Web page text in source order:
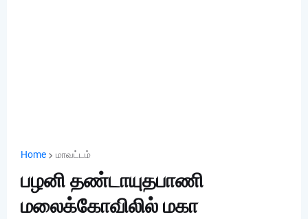
Home மாவட்டம்
பழனி தண்டாயுதபாணி
மலைக்கோவிலில் மகா